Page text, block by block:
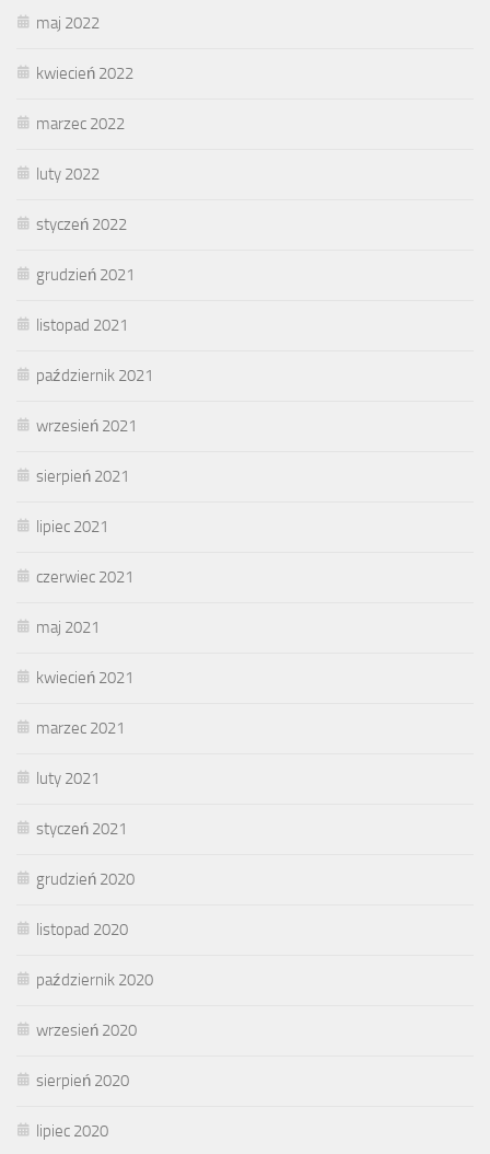
maj 2022
kwiecień 2022
marzec 2022
luty 2022
styczeń 2022
grudzień 2021
listopad 2021
październik 2021
wrzesień 2021
sierpień 2021
lipiec 2021
czerwiec 2021
maj 2021
kwiecień 2021
marzec 2021
luty 2021
styczeń 2021
grudzień 2020
listopad 2020
październik 2020
wrzesień 2020
sierpień 2020
lipiec 2020